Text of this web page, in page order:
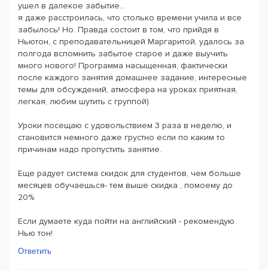
ушел в далекое забытие...
я даже расстроилась, что столько времени учила и все
забылось! Но. Правда состоит в том, что прийдя в
Ньютон, с преподавательницей Маргаритой, удалось за
полгода вспомнить забытое старое и даже выучить
много нового! Программа насыщенная, фактически
после каждого занятия домашнее задание, интересные
темы для обсуждений, атмосфера на уроках приятная,
легкая, любим шутить с группой)
Уроки посещаю с удовольствием 3 раза в неделю, и
становится немного даже грустно если по каким то
причинам надо пропустить занятие.
Еще радует система скидок для студентов, чем больше
месяцев обучаешься- тем выше скидка , помоему до
20%
Если думаете куда пойти на английский - рекомендую
Нью тон!
Ответить